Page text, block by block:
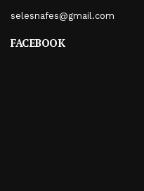
selesnafes@gmail.com
FACEBOOK